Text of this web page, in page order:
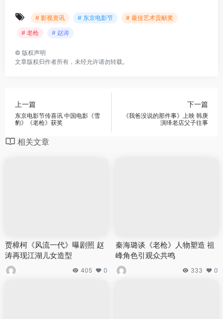
# 影视资讯 # 东京电影节
# 最佳艺术贡献奖
# 老枪
# 赵涛
© 版权声明
文章版权归作者所有，未经允许请勿转载。
上一篇
东京电影节传喜讯 中国电影《雪
豹》《老枪》获奖
下一篇
《我爸没说的那件事》上映 韩庚
演绎老店父子往事
相关文章
贾樟柯《风流一代》曝剧照 赵
涛再现江湖儿女造型
405 0
秦海璐谈《老枪》人物塑造 祖
峰角色引观众共鸣
333 0